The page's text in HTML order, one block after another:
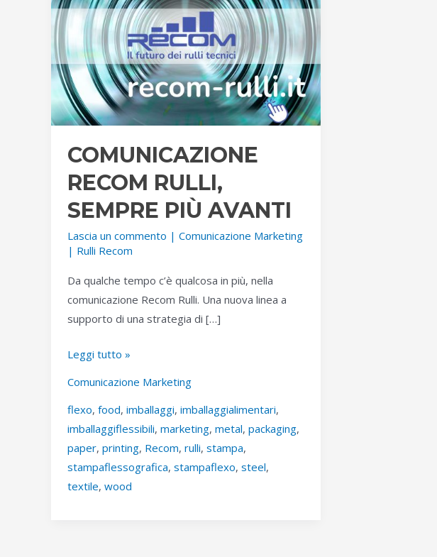
COMUNICAZIONE
RECOM RULLI,
SEMPRE PIÙ AVANTI
Lascia un commento | Comunicazione Marketing
| Rulli Recom
Da qualche tempo c’è qualcosa in più, nella
comunicazione Recom Rulli. Una nuova linea a
supporto di una strategia di […]
COMUNICAZIONE
SEMPRE
PIÙ
AVANTI
Leggi tutto »
Comunicazione Marketing
flexo, food, imballaggi, imballaggialimentari,
imballaggiflessibili, marketing, metal, packaging,
paper, printing, Recom, rulli, stampa,
stampaflessografica, stampaflexo, steel,
textile, wood